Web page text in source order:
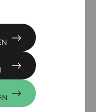
van Gelinden,